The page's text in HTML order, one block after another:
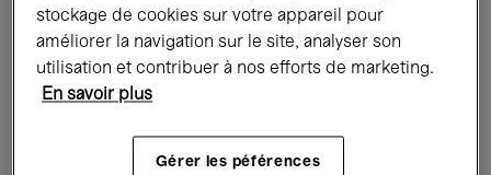
Expositions Films Performances
Rencontres & Débats Jazz
Musique électronique
stockage de cookies sur votre appareil pour
améliorer la navigation sur le site, analyser son
utilisation et contribuer à nos efforts de marketing.
En savoir plus
Gérer les péférences